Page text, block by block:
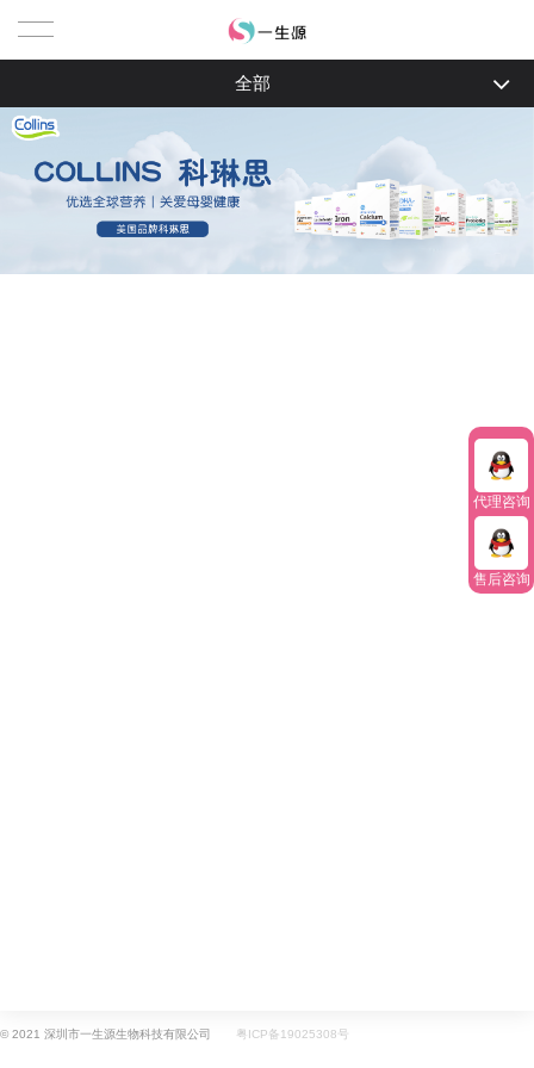
全部
© 2021 深圳市一生源生物科技有限公司 粤ICP备19025308号
代理咨询
售后咨询